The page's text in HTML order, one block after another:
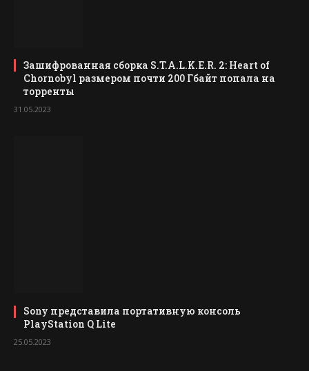
Зашифрованная сборка S.T.A.L.K.E.R. 2: Heart of
Chornobyl размером почти 200 Гбайт попала на
торренты
31.05.2023
Sony представила портативную консоль
PlayStation Q Lite
25.05.2023